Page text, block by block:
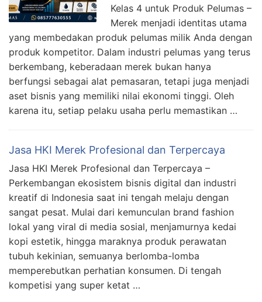
Kelas 4 untuk Produk Pelumas –
Merek menjadi identitas utama
yang membedakan produk pelumas milik Anda dengan
produk kompetitor. Dalam industri pelumas yang terus
berkembang, keberadaan merek bukan hanya
berfungsi sebagai alat pemasaran, tetapi juga menjadi
aset bisnis yang memiliki nilai ekonomi tinggi. Oleh
karena itu, setiap pelaku usaha perlu memastikan …
Jasa HKI Merek Profesional dan Terpercaya
Jasa HKI Merek Profesional dan Terpercaya –
Perkembangan ekosistem bisnis digital dan industri
kreatif di Indonesia saat ini tengah melaju dengan
sangat pesat. Mulai dari kemunculan brand fashion
lokal yang viral di media sosial, menjamurnya kedai
kopi estetik, hingga maraknya produk perawatan
tubuh kekinian, semuanya berlomba-lomba
memperebutkan perhatian konsumen. Di tengah
kompetisi yang super ketat …